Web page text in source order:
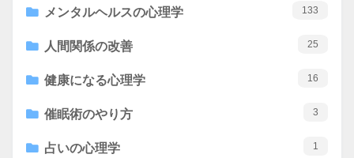
メンタルヘルスの心理学 133
人間関係の改善 25
健康になる心理学 16
催眠術のやり方 3
占いの心理学 1